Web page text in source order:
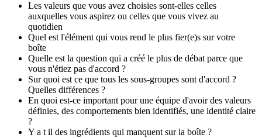
Les valeurs que vous avez choisies sont-elles celles
auxquelles vous aspirez ou celles que vous vivez au
quotidien
Quel est l'élément qui vous rend le plus fier(e)s sur votre
boîte
Quelle est la question qui a créé le plus de débat parce que
vous n'étiez pas d'accord ?
Sur quoi est ce que tous les sous-groupes sont d'accord ?
Quelles différences ?
En quoi est-ce important pour une équipe d'avoir des valeurs
définies, des comportements bien identifiés, une identité claire
?
Y a t il des ingrédients qui manquent sur la boîte ?